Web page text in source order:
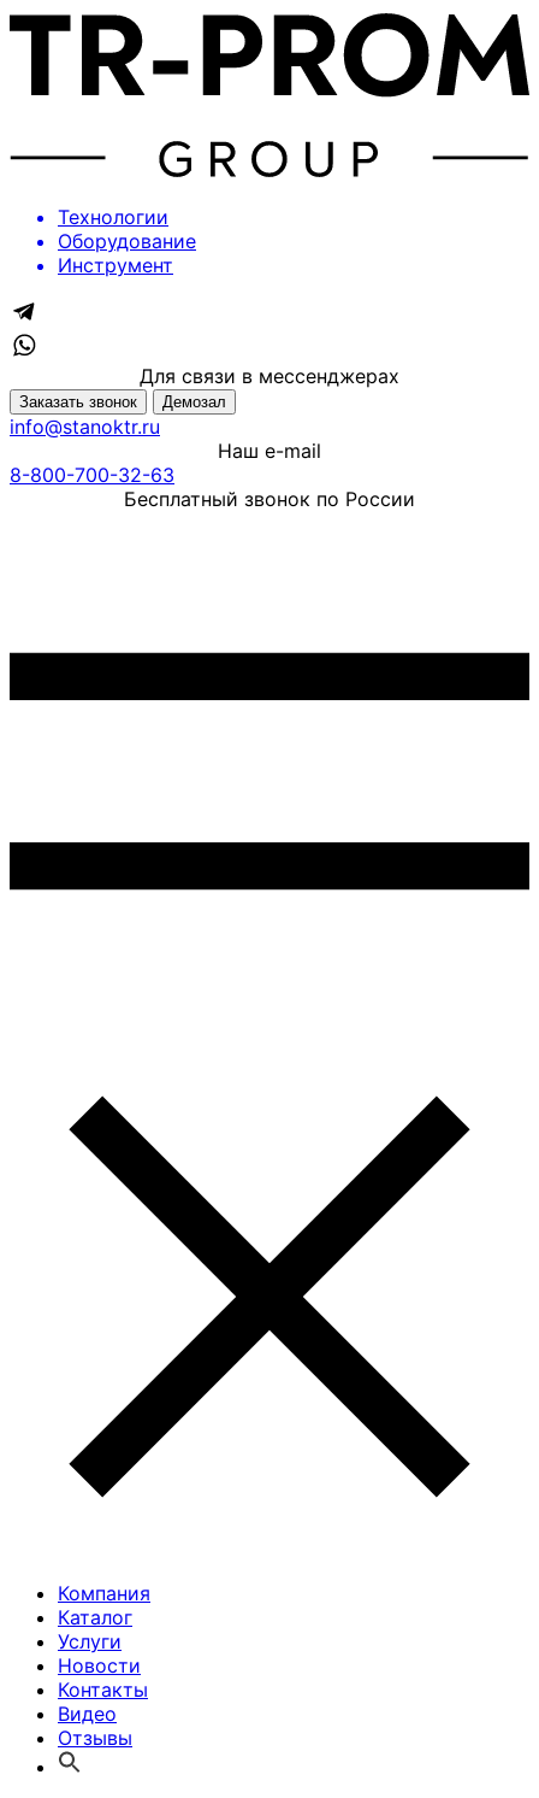
Технологии
Оборудование
Инструмент
Для связи в мессенджерах
Заказать звонок Демозал
info@stanoktr.ru
Наш e-mail
8-800-700-32-63
Бесплатный звонок по России
Компания
Каталог
Услуги
Новости
Контакты
Видео
Отзывы